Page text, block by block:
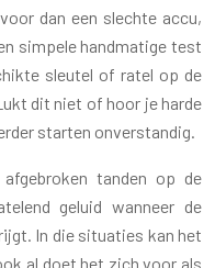
dan een slechte accu,
simpele handmatige test
sleutel of ratel op de
dit niet of hoor je harde
starten onverstandig.
tanden op de
geluid wanneer de
In die situaties kan het
al doet het zich voor als